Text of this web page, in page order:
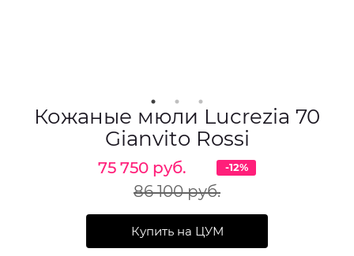
Кожаные мюли Lucrezia 70
Gianvito Rossi
75 750 руб.
86 100 руб.
-12%
Купить на ЦУМ